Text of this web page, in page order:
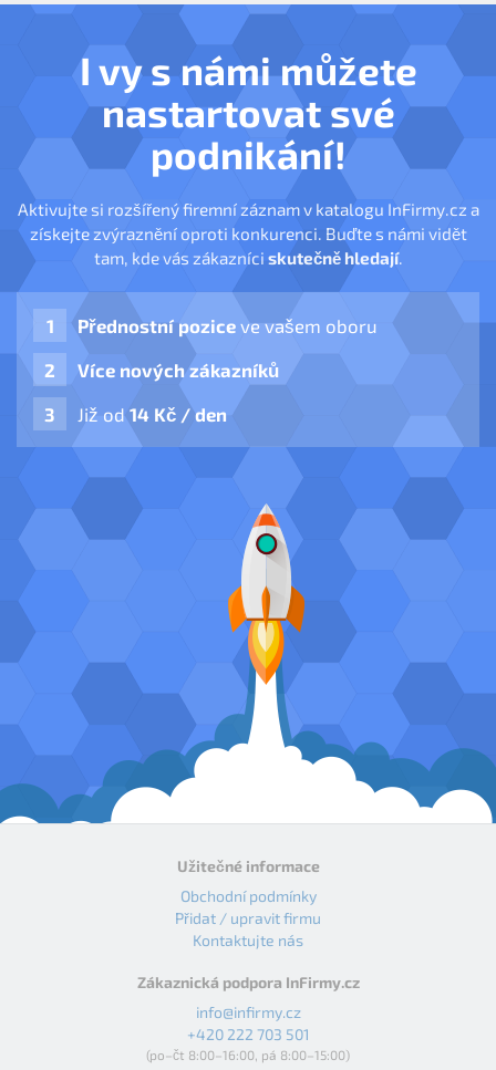
I vy s námi můžete
nastartovat své
podnikání!
Aktivujte si rozšířený firemní záznam v katalogu InFirmy.cz a
získejte zvýraznění oproti konkurenci. Buďte s námi vidět
tam, kde vás zákazníci skutečně hledají.
Přednostní pozice ve vašem oboru
Více nových zákazníků
Již od14 Kč / den
Užitečné informace
Obchodní podmínky
Přidat / upravit firmu
Kontaktujte nás
Zákaznická podpora InFirmy.cz
info@infirmy.cz
+420 222 703 501
(po–čt 8:00–16:00, pá 8:00–15:00)